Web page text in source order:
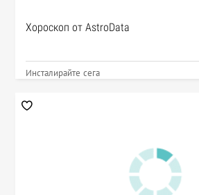
Хороскоп от AstroData
Инсталирайте сега